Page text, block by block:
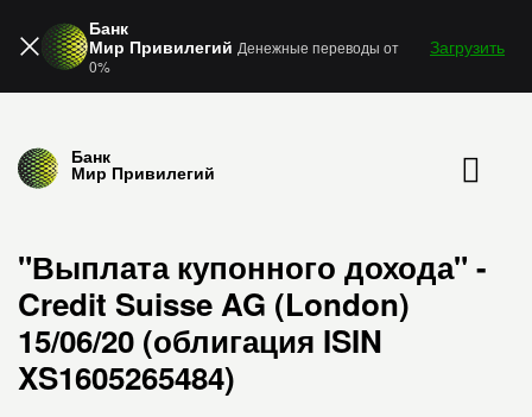
Банк
Мир Привилегий Денежные переводы от
0%
Загрузить
Банк
Мир Привилегий
"Выплата купонного дохода" -
Credit Suisse AG (London)
15/06/20 (облигация ISIN
XS1605265484)